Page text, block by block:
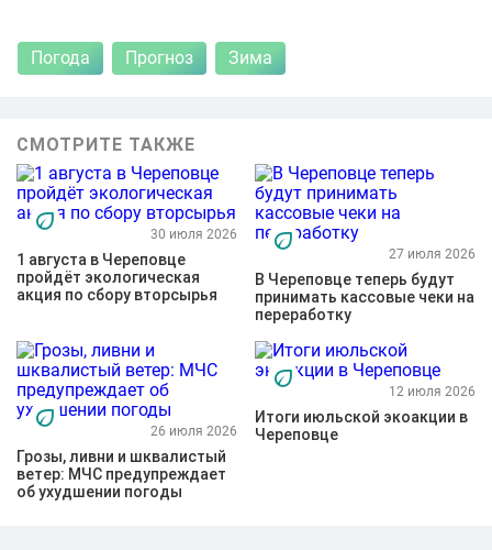
Погода Прогноз Зима
СМОТРИТЕ ТАКЖЕ
30 июля 2026
1 августа в Череповце
пройдёт экологическая
акция по сбору вторсырья
27 июля 2026
В Череповце теперь будут
принимать кассовые чеки на
переработку
26 июля 2026
Грозы, ливни и шквалистый
ветер: МЧС предупреждает
об ухудшении погоды
12 июля 2026
Итоги июльской экоакции в
Череповце